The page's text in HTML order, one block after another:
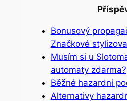
Bonusový
Značkové
Musím si u
automaty zdarma?
Běžné hazardní
Alternativy